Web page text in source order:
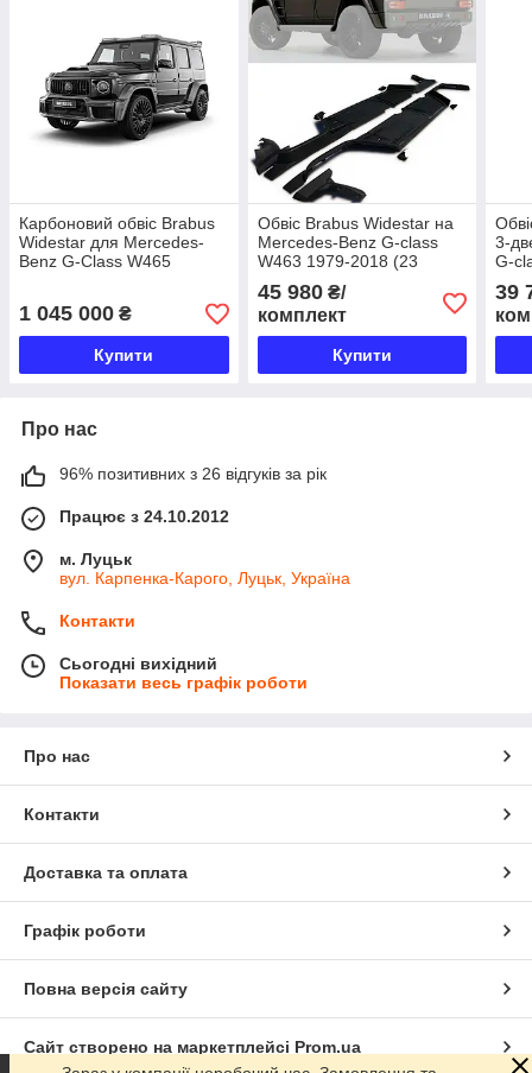
Карбоновий обвіс Brabus
Widestar для Mercedes-
Benz G-Class W465
1 045 000 ₴
Купити
Обвіс Brabus Widestar на
Mercedes-Benz G-class
W463 1979-2018 (23
елементи) (скловолокно)
45 980₴/
комплект
Купити
3-
G-
(16
39
Про нас
96% позитивних з 26 відгуків за рік
Працює з 24.10.2012
м. Луцьк
вул. Карпенка-Карого, Луцьк, Україна
Контакти
Сьогодні вихідний
Показати весь графік роботи
Про нас
Контакти
Доставка та оплата
Графік роботи
Повна версія сайту
Сайт створено на маркетплейсі Prom.ua